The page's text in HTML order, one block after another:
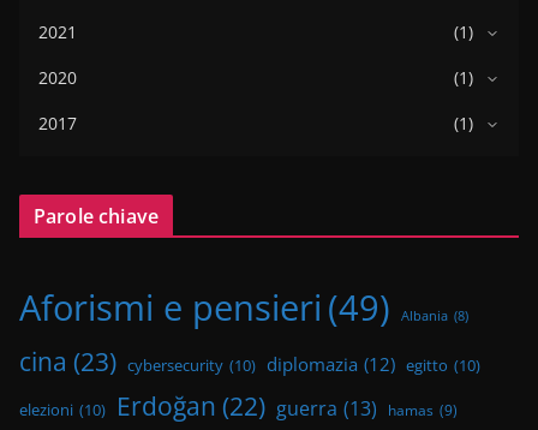
2021
(1)
2020
(1)
2017
(1)
Parole chiave
Aforismi e pensieri (49) Albania (8)
cina (23) cybersecurity (10) diplomazia (12) egitto (10)
elezioni (10) Erdoğan (22) guerra (13) hamas (9)